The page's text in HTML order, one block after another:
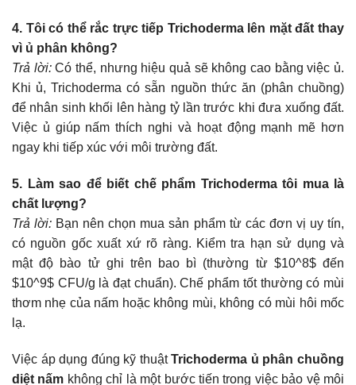
4. Tôi có thể rắc trực tiếp Trichoderma lên mặt đất thay
vì ủ phân không?
Trả lời:Có thể, nhưng hiệu quả sẽ không cao bằng việc ủ.
Khi ủ, Trichoderma có sẵn nguồn thức ăn (phân chuồng)
để nhân sinh khối lên hàng tỷ lần trước khi đưa xuống đất.
Việc ủ giúp nấm thích nghi và hoạt động mạnh mẽ hơn
ngay khi tiếp xúc với môi trường đất.
5. Làm sao để biết chế phẩm Trichoderma tôi mua là
chất lượng?
Trả lời: Bạn nên chọn mua sản phẩm từ các đơn vị uy tín,
có nguồn gốc xuất xứ rõ ràng. Kiểm tra hạn sử dụng và
mật độ bào tử ghi trên bao bì (thường từ $10^8$ đến
$10^9$ CFU/g là đạt chuẩn). Chế phẩm tốt thường có mùi
thơm nhẹ của nấm hoặc không mùi, không có mùi hôi mốc
lạ.
Việc áp dụng đúng kỹ thuậtTrichoderma ủ phân chuồng
diệt nấm không chỉ là một bước tiến trong việc bảo vệ môi